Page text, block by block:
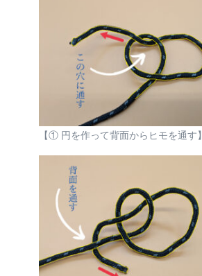
【① 円を作って背面からヒモを通す】